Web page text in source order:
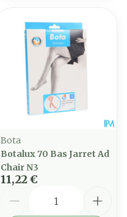
Bota
Botalux 70 Bas Jarret Ad
Chair N3
11,22 €